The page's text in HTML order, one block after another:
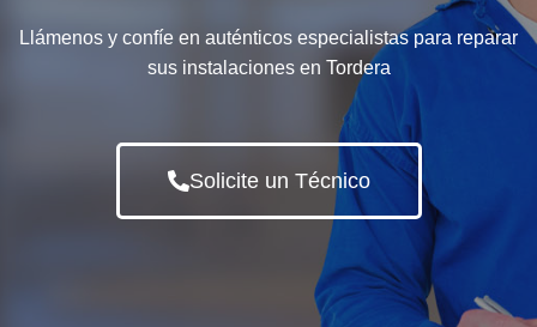
Llámenos y confíe en auténticos especialistas para reparar
sus instalaciones en Tordera
Solicite un Técnico